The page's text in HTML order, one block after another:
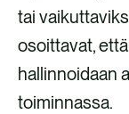
tai
osoittavat,
hallinnoidaan
toiminnassa.